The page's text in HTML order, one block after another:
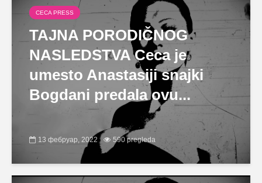
CECA PRESS
TAJNA PORODIČNOG
NASLEDSTVA Ceca je
umesto Anastasiji snajki
Bogdani predala ovu...
13 фебруар, 2022 590 pregleda